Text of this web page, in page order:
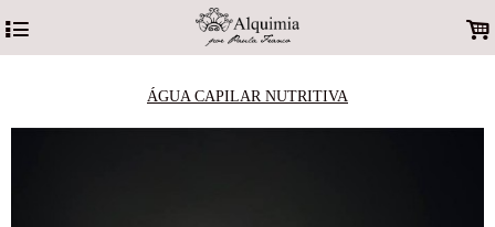
4 .
ÁGUA CAPILAR NUTRITIVA